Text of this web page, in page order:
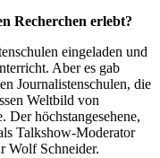
Recherchen erlebt?
eingeladen und
Aber es gab
Journalistenschulen, die
Weltbild von
Der höchstangesehene,
Talkshow-Moderator
Wolf Schneider.